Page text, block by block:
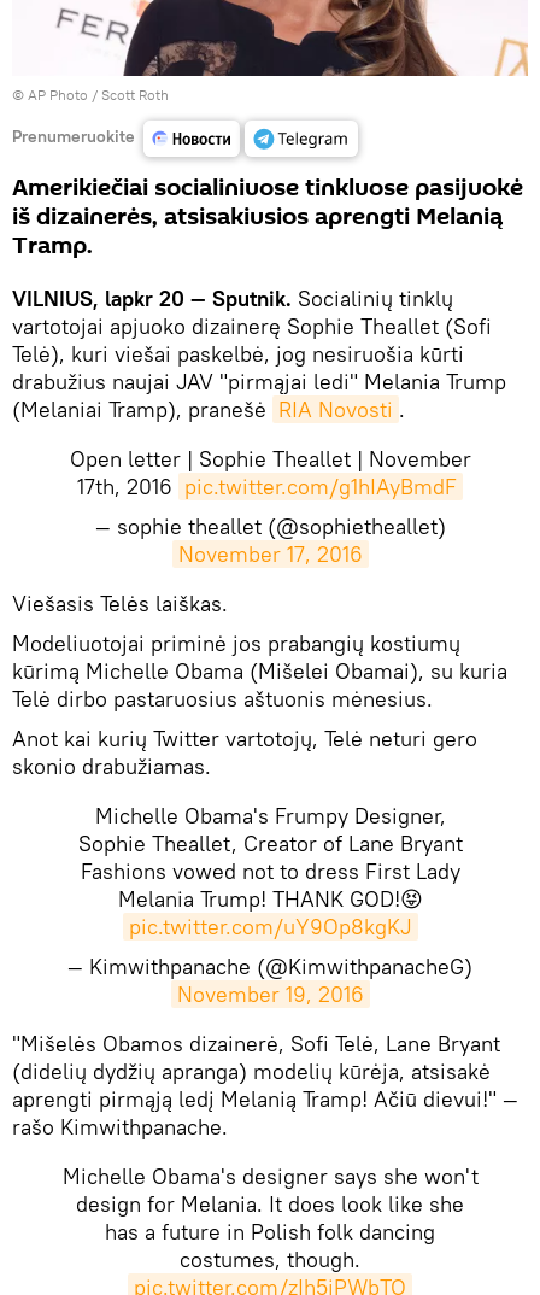
© AP Photo / Scott Roth
Prenumeruokite
Amerikiečiai socialiniuose tinkluose pasijuokė
iš dizainerės, atsisakiusios aprengti Melanią
Tramp.
VILNIUS, lapkr 20 — Sputnik. Socialinių tinklų
vartotojai apjuoko dizainerę Sophie Theallet (Sofi
Telė), kuri viešai paskelbė, jog nesiruošia kūrti
drabužius naujai JAV "pirmąjai ledi" Melania Trump
(Melaniai Tramp), pranešė RIA Novosti .
Open letter | Sophie Theallet | November
17th, 2016 pic.twitter.com/g1hIAyBmdF
— sophie theallet (@sophietheallet)
November 17, 2016
​Viešasis Telės laiškas.
Modeliuotojai priminė jos prabangių kostiumų
kūrimą Michelle Obama (Mišelei Obamai), su kuria
Telė dirbo pastaruosius aštuonis mėnesius.
Anot kai kurių Twitter vartotojų, Telė neturi gero
skonio drabužiamas.
Michelle Obama's Frumpy Designer,
Sophie Theallet, Creator of Lane Bryant
Fashions vowed not to dress First Lady
Melania Trump! THANK GOD!😝
pic.twitter.com/uY9Op8kgKJ
— Kimwithpanache (@KimwithpanacheG)
November 19, 2016
​"Mišelės Obamos dizainerė, Sofi Telė, Lane Bryant
(didelių dydžių apranga) modelių kūrėja, atsisakė
aprengti pirmąją ledį Melanią Tramp! Ačiū dievui!" —
rašo Kimwithpanache.
Michelle Obama's designer says she won't
design for Melania. It does look like she
has a future in Polish folk dancing
costumes, though.
pic.twitter.com/zIh5iPWbTO